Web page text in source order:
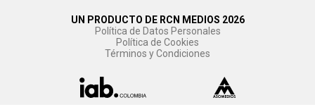
UN PRODUCTO DE RCN MEDIOS 2026
Política de Datos Personales
Política de Cookies
Términos y Condiciones